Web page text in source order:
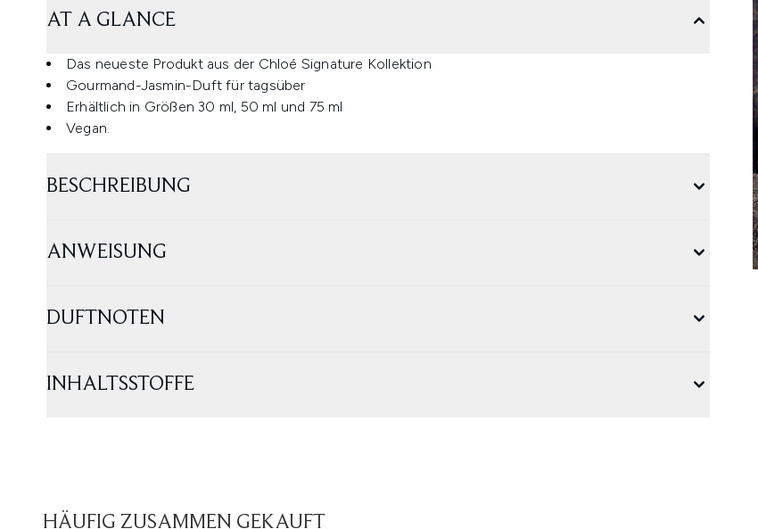
AT A GLANCE
Das neueste Produkt aus der Chloé Signature Kollektion
Gourmand-Jasmin-Duft für tagsüber
Erhältlich in Größen 30 ml, 50 ml und 75 ml
Vegan.
BESCHREIBUNG
ANWEISUNG
DUFTNOTEN
INHALTSSTOFFE
HÄUFIG ZUSAMMEN GEKAUFT